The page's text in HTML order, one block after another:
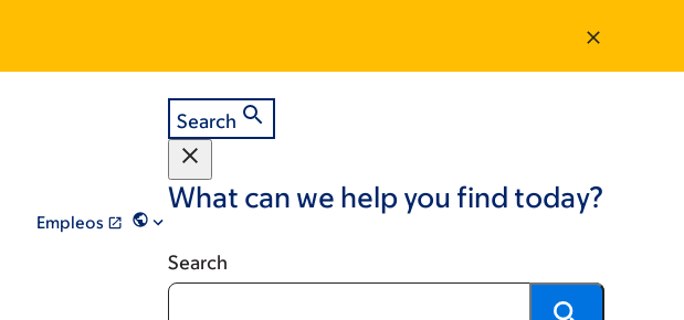
Empleos
Search
What can we help you find today?
Search